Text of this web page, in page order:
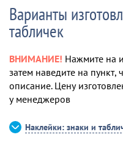
Варианты
табличек
ВНИМАНИЕ! Нажмите на
затем наведите на
описание. Цену
у менеджеров
Наклейки: знаки и